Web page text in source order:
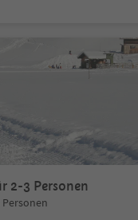
2-3 Personen